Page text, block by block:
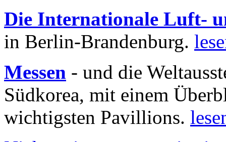
Die Internationale Luft-
in Berlin-Brandenburg.
Messen - und die
Südkorea, mit einem
wichtigsten Pavillions.